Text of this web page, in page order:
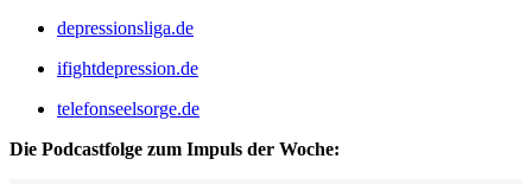
depressionsliga.de
ifightdepression.de
telefonseelsorge.de
Die Podcastfolge zum Impuls der Woche: